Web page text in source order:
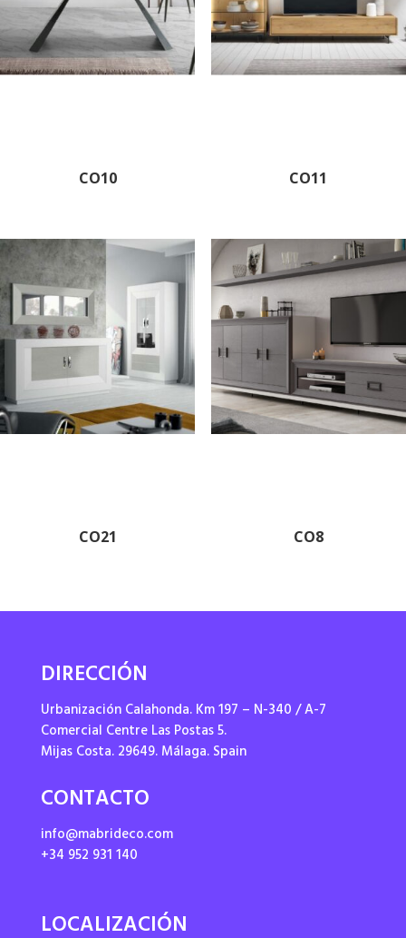
CO10 CO11
CO21 CO8
DIRECCIÓN
Urbanización Calahonda. Km 197 – N-340 / A-7
Comercial Centre Las Postas 5.
Mijas Costa. 29649. Málaga. Spain
CONTACTO
info@mabrideco.com
+34 952 931 140
LOCALIZACIÓN